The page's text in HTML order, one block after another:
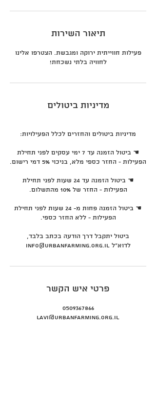
תיאור השירות
פעילות חווייתית ירוקה ומגבשת. הצטרפו אלינו
לחוויה בלתי נשכחת!
מדיניות ביטולים
☚ ביטול הזמנה עד 7 ימי עסקים לפני תחילת
☚ ביטול הזמנה עד 24 שעות לפני תחילת
☚ ביטול הזמנה פחות מ- 24 שעות לפני תחילת
ביטול יתקבל דרך הודעה בכתב בלבד,
לדוא"ל info@urbanfarming.org.il
פרטי איש הקשר
0509367866
Lavi@urbanfarming.org.il